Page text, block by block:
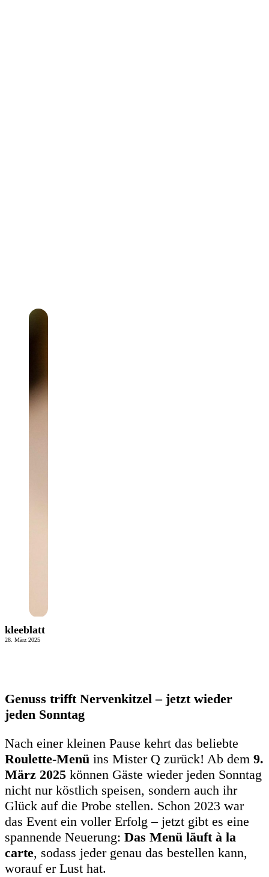
kleeblatt
28. März 2025
Genuss trifft Nervenkitzel – jetzt wieder
jeden Sonntag
Nach einer kleinen Pause kehrt das beliebte
Roulette-Menü ins Mister Q zurück! Ab dem 9.
März 2025 können Gäste wieder jeden Sonntag
nicht nur köstlich speisen, sondern auch ihr
Glück auf die Probe stellen. Schon 2023 war
das Event ein voller Erfolg – jetzt gibt es eine
spannende Neuerung: Das Menü läuft à la
carte, sodass jeder genau das bestellen kann,
worauf er Lust hat.